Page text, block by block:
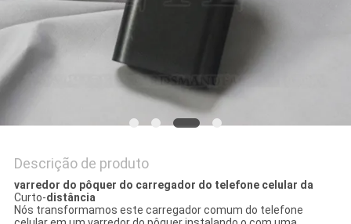
Descrição de produto
varredor do pôquer do carregador do telefone celular da
Curto-distância
Nós transformamos este carregador comum do telefone